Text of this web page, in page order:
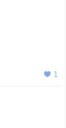
1